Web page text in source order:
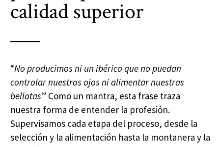
calidad superior
“No producimos ni un ibérico que no puedan
controlar nuestros ojos ni alimentar nuestras
bellotas” Como un mantra, esta frase traza
nuestra forma de entender la profesión.
Supervisamos cada etapa del proceso, desde la
selección y la alimentación hasta la montanera y la